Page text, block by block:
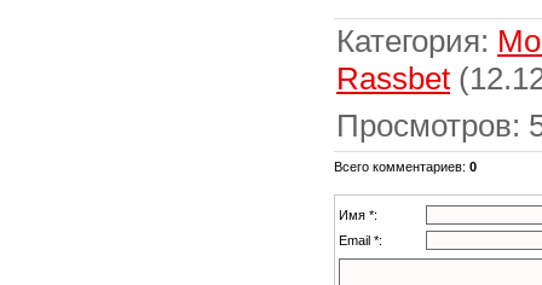
Категория:
Rassbet
Просмотров:
Всего комментариев: 0
Имя *:
Email *: